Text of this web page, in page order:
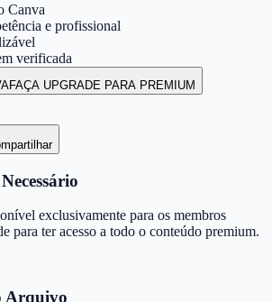
Canva
e profissional
verificada
FAÇA UPGRADE PARA PREMIUM
exclusivamente para os membros
para ter acesso a todo o conteúdo premium.
Arquivo